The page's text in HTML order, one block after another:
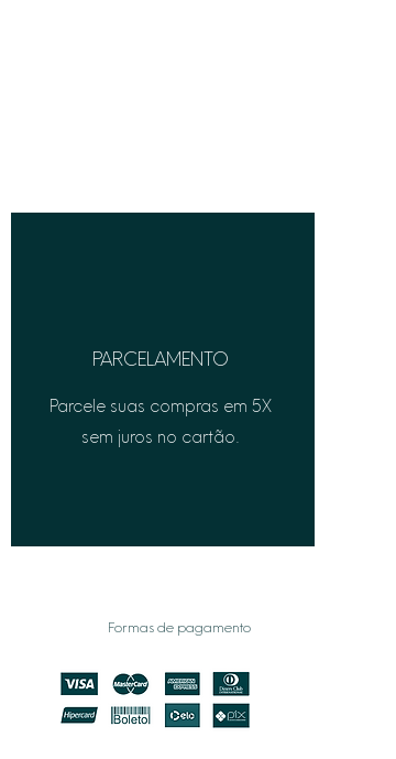
PARCELAMENTO
Parcele suas compras em 5X
sem juros no cartão.
Formas de pagamento